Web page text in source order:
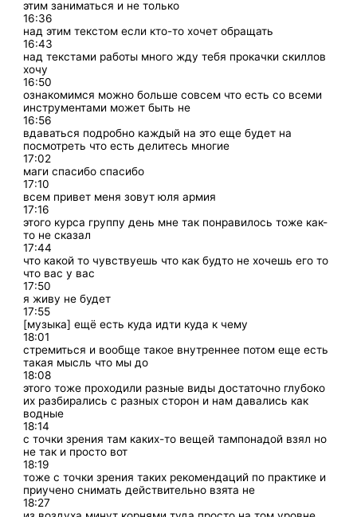
этим заниматься и не только
16:36
над этим текстом если кто-то хочет обращать
16:43
над текстами работы много жду тебя прокачки скиллов
хочу
16:50
ознакомимся можно больше совсем что есть со всеми
инструментами может быть не
16:56
вдаваться подробно каждый на это еще будет на
посмотреть что есть делитесь многие
17:02
маги спасибо спасибо
17:10
всем привет меня зовут юля армия
17:16
этого курса группу день мне так понравилось тоже как-
то не сказал
17:44
что какой то чувствуешь что как будто не хочешь его то
что вас у вас
17:50
я живу не будет
17:55
[музыка] ещё есть куда идти куда к чему
18:01
стремиться и вообще такое внутреннее потом еще есть
такая мысль что мы до
18:08
этого тоже проходили разные виды достаточно глубоко
их разбирались с разных сторон и нам давались как
водные
18:14
с точки зрения там каких-то вещей тампонадой взял но
не так и просто вот
18:19
тоже с точки зрения таких рекомендаций по практике и
приучено снимать действительно взята не
18:27